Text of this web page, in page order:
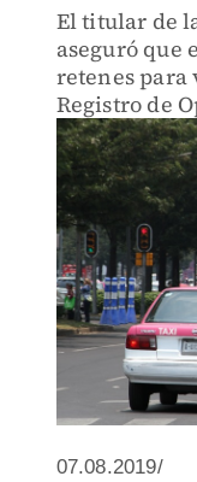
El titular de
aseguró que
retenes para
Registro de
Público y
07.08.2019/